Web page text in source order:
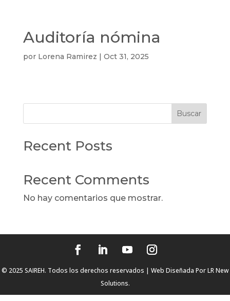
Auditoría nómina
por Lorena Ramirez | Oct 31, 2025
Buscar
Recent Posts
Recent Comments
No hay comentarios que mostrar.
© 2025 SAIREH. Todos los derechos reservados | Web Diseñada PorLR New
Solutions.